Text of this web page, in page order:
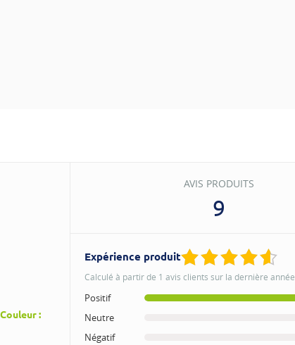
:
AVIS PRODUITS
9
Expérience produit
Calculé à partir de 1 avis clients sur la dernière année
Positif
Neutre
Négatif